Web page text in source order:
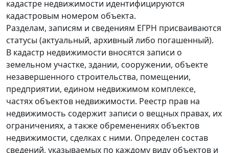
кадастре недвижимости идентифицируются
кадастровым номером объекта.
Разделам, записям и сведениям ЕГРН присваиваются
статусы (актуальный, архивный либо погашенный).
В кадастр недвижимости вносятся записи о
земельном участке, здании, сооружении, объекте
незавершенного строительства, помещении,
предприятии, едином недвижимом комплексе,
частях объектов недвижимости. Реестр прав на
недвижимость содержит записи о вещных правах, их
ограничениях, а также обременениях объектов
недвижимости, сделках с ними. Определен состав
сведений, указываемых по каждому виду объектов и